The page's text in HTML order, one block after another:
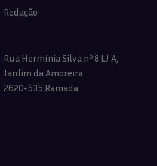
Redação
Rua Hermínia Silva nº 8 LJ A,
Jardim da Amoreira
2620-535 Ramada